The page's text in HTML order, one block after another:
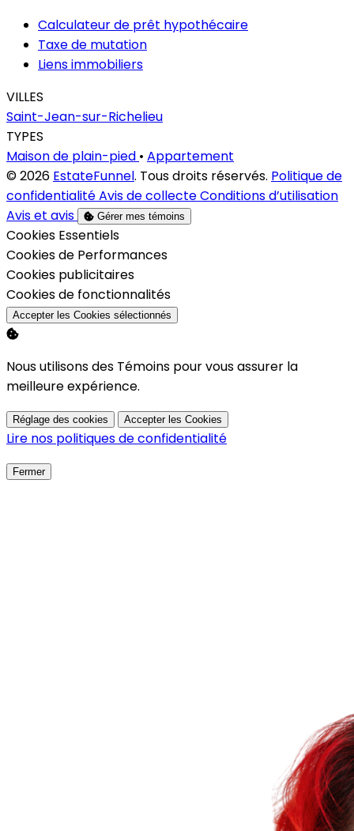
Calculateur de prêt hypothécaire
Taxe de mutation
Liens immobiliers
VILLES
Saint-Jean-sur-Richelieu
TYPES
Maison de plain-pied • Appartement
© 2026 EstateFunnel. Tous droits réservés. Politique de
confidentialitéAvis de collecteConditions d’utilisation
Avis et avis
Gérer mes témoins
Activer
Cookies Essentiels
Activer
Cookies de Performances
Activer
Cookies publicitaires
Activer
Cookies de fonctionnalités
Accepter les Cookies sélectionnés
Nous utilisons des Témoins pour vous assurer la
meilleure expérience.
Réglage des cookies Accepter les Cookies
Lire nos politiques de confidentialité
Fermer